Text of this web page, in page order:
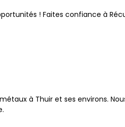
! Faites confiance à
à Thuir et ses environs.